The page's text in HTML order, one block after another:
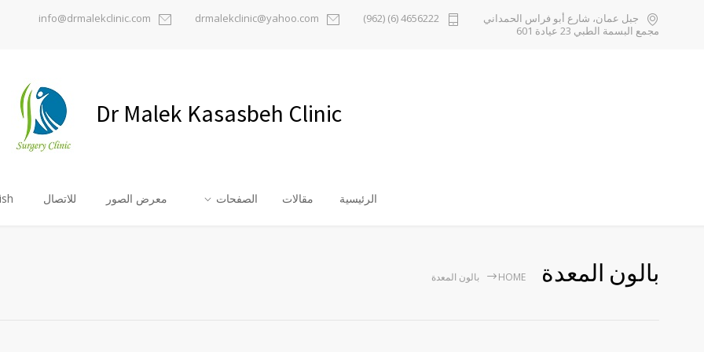
info@drmalekclinic.com drmalekclinic@yahoo.com 4656222 (6) (962)
جبل عمان، شارع أبو فراس الحمداني
مجمع البسمة الطبي 23 عيادة 601
Dr Malek Kasasbeh Clinic
الرئيسية مقالات الصفحات معرض الصور للاتصال
بالون المعدة HOME بالون المعدة